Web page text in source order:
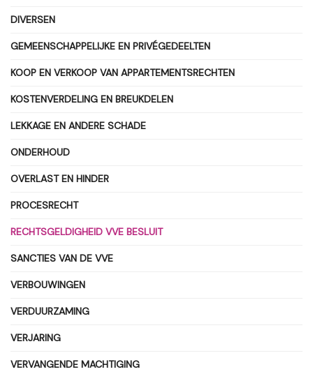
DIVERSEN
GEMEENSCHAPPELIJKE EN PRIVÉGEDEELTEN
KOOP EN VERKOOP VAN APPARTEMENTSRECHTEN
KOSTENVERDELING EN BREUKDELEN
LEKKAGE EN ANDERE SCHADE
ONDERHOUD
OVERLAST EN HINDER
PROCESRECHT
RECHTSGELDIGHEID VVE BESLUIT
SANCTIES VAN DE VVE
VERBOUWINGEN
VERDUURZAMING
VERJARING
VERVANGENDE MACHTIGING